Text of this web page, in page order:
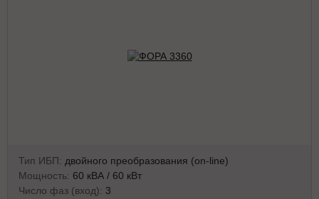
Тип ИБП: двойного преобразования (on-line)
Мощность: 60 кВА / 60 кВт
Число фаз (вход): 3